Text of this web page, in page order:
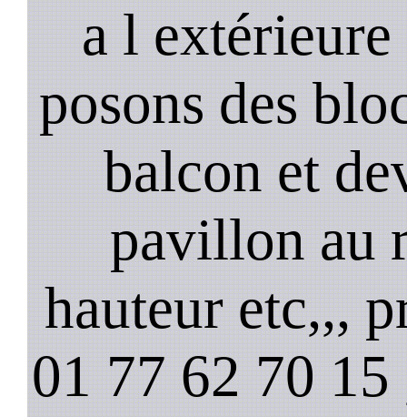
a l
posons des
balcon et
pavillon au
hauteur etc,,,
01 77 62 70